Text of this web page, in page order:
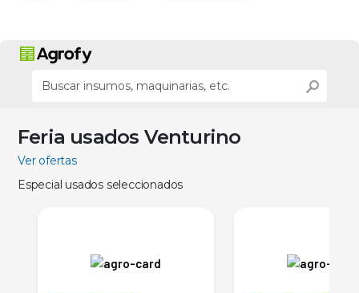
Feria usados Venturino
Ver ofertas
Especial usados seleccionados